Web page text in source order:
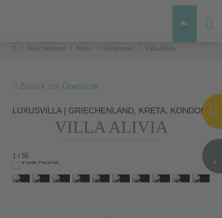
Griechenland Kreta Kondomari Villa Alivia
Zurück zur Übersicht
LUXUSVILLA | GRIECHENLAND, KRETA, KONDOMARI
VILLA ALIVIA
1 / 55